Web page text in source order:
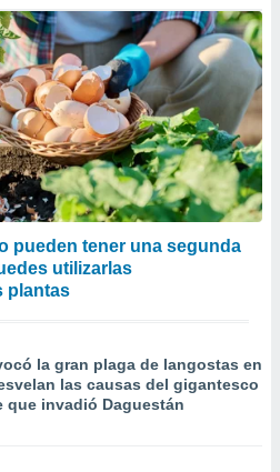
pueden tener una segunda
utilizarlas
plantas
la gran plaga de langostas en
las causas del gigantesco
que invadió Daguestán